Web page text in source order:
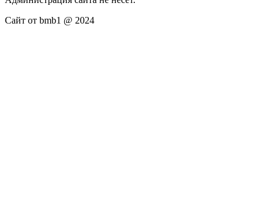
Сайт от bmb1 @ 2024